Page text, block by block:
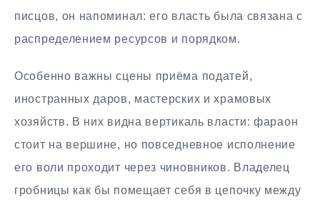
писцов, он напоминал: его власть была связана с
распределением ресурсов и порядком.
Особенно важны сцены приёма податей,
иностранных даров, мастерских и храмовых
хозяйств. В них видна вертикаль власти: фараон
стоит на вершине, но повседневное исполнение
его воли проходит через чиновников. Владелец
гробницы как бы помещает себя в цепочку между